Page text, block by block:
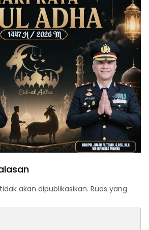
akan dipublikasikan. Ruas yang